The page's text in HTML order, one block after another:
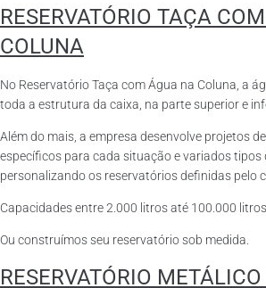
RESERVATÓRIO TAÇA
COLUNA
No Reservatório Taça com Água na Coluna, a
toda a estrutura da caixa, na parte superior e
Além do mais, a empresa desenvolve projetos
específicos para cada situação e variados tipos
personalizando os reservatórios definidas pelo
Capacidades entre 2.000 litros até 100.000 litros.
Ou construímos seu reservatório sob medida.
RESERVATÓRIO